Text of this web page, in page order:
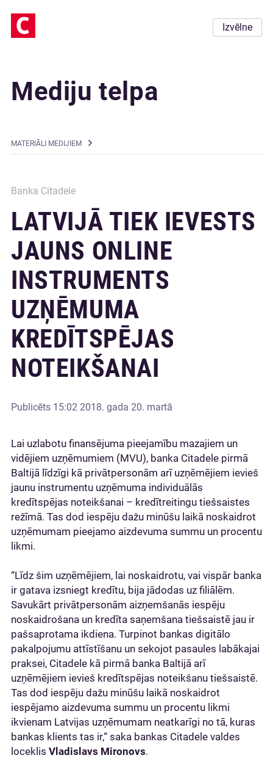
Izvēlne
Mediju telpa
MATERIĀLI MEDIJIEM
Banka Citadele
LATVIJĀ TIEK IEVESTS
JAUNS ONLINE
INSTRUMENTS
UZŅĒMUMA
KREDĪTSPĒJAS
NOTEIKŠANAI
Publicēts 15:02 2018. gada 20. martā
Lai uzlabotu finansējuma pieejamību mazajiem un
vidējiem uzņēmumiem (MVU), banka Citadele pirmā
Baltijā līdzīgi kā privātpersonām arī uzņēmējiem ievieš
jaunu instrumentu uzņēmuma individuālās
kredītspējas noteikšanai – kredītreitingu tiešsaistes
režīmā. Tas dod iespēju dažu minūšu laikā noskaidrot
uzņēmumam pieejamo aizdevuma summu un procentu
likmi.
“Līdz šim uzņēmējiem, lai noskaidrotu, vai vispār banka
ir gatava izsniegt kredītu, bija jādodas uz filiālēm.
Savukārt privātpersonām aizņemšanās iespēju
noskaidrošana un kredīta saņemšana tiešsaistē jau ir
pašsaprotama ikdiena. Turpinot bankas digitālo
pakalpojumu attīstīšanu un sekojot pasaules labākajai
praksei, Citadele kā pirmā banka Baltijā arī
uzņēmējiem ievieš kredītspējas noteikšanu tiešsaistē.
Tas dod iespēju dažu minūšu laikā noskaidrot
iespējamo aizdevuma summu un procentu likmi
ikvienam Latvijas uzņēmumam neatkarīgi no tā, kuras
bankas klients tas ir,“ saka bankas Citadele valdes
loceklis Vladislavs Mironovs.